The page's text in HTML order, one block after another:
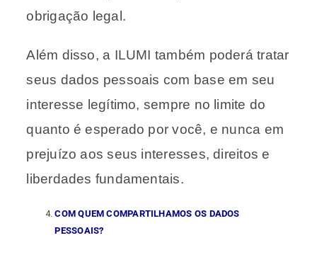
obrigação legal.
Além disso, a ILUMI também poderá tratar
seus dados pessoais com base em seu
interesse legítimo, sempre no limite do
quanto é esperado por você, e nunca em
prejuízo aos seus interesses, direitos e
liberdades fundamentais.
COM QUEM COMPARTILHAMOS OS DADOS
PESSOAIS?